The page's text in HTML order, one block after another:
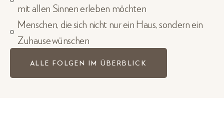
mit allen Sinnen erleben möchten
Menschen, die sich nicht nur ein Haus, sondern ein
Zuhause wünschen
ALLE FOLGEN IM ÜBERBLICK